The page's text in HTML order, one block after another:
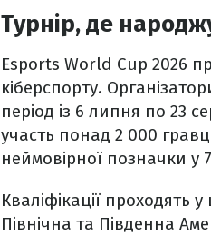
Турнір, де
Esports World Cup 2026
кіберспорту.
період із 6 липня по 23
участь понад 2 000
неймовірної позначки у
Кваліфікації проходять
Північна та Південна